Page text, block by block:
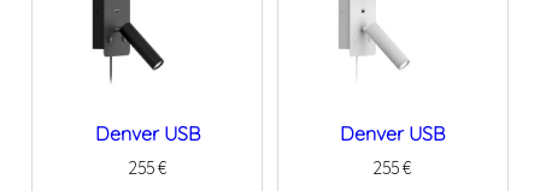
Denver USB
255€
Denver USB
255€